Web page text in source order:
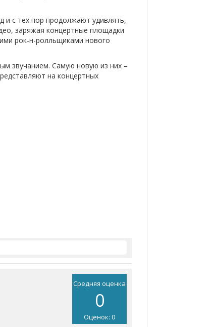
и с тех пор продолжают удивлять,
заряжая концертные площадки
рок-н-ролльщиками нового
звучанием. Самую новую из них –
на концертных
Средняя оценка
0
Оценок: 0